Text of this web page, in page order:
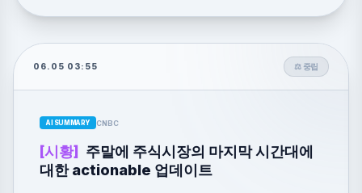
06.05 03:55 ⚖️ 중립
AI SUMMARY CNBC
[시황]
주말에 주식시장의 마지막 시간대에
대한 actionable 업데이트